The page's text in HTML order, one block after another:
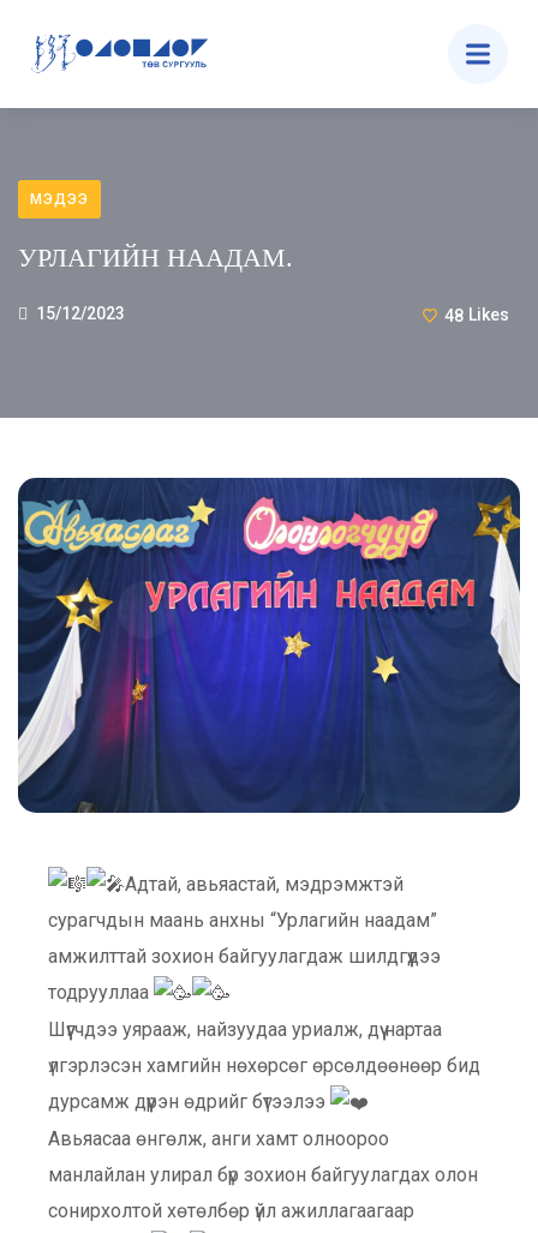
МЭДЭЭ
УРЛАГИЙН НААДАМ.
15/12/2023 48 Likes
Адтай, авьяастай, мэдрэмжтэй
сурагчдын маань анхны “Урлагийн наадам”
амжилттай зохион байгуулагдаж шилдгүүдээ
тодрууллаа
Шүүгчдээ уярааж, найзуудаа уриалж, дүү нартаа
үлгэрлэсэн хамгийн нөхөрсөг өрсөлдөөнөөр бид
дурсамж дүүрэн өдрийг бүтээлээ
Авьяасаа өнгөлж, анги хамт олноороо
манлайлан улирал бүр зохион байгуулагдах олон
сонирхолтой хөтөлбөр үйл ажиллагаагаар